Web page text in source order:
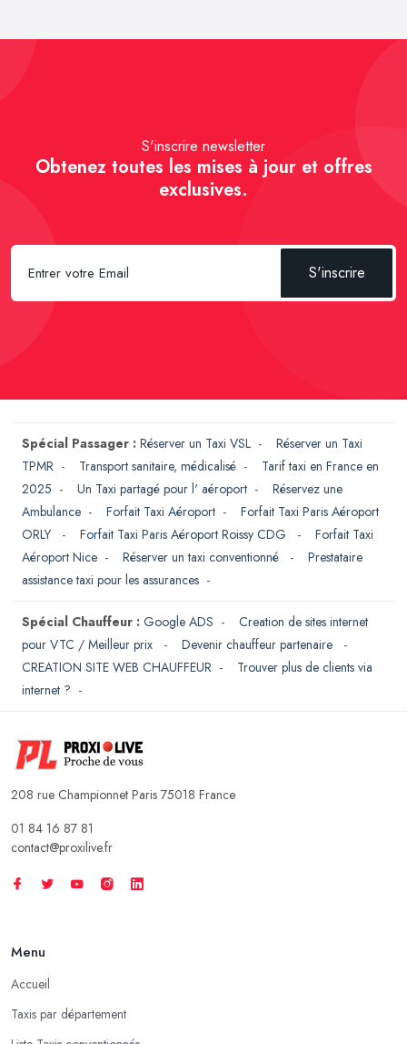
S'inscrire newsletter
Obtenez toutes les mises à jour et offres
exclusives.
S'inscrire
Spécial Passager : Réserver un Taxi VSL - Réserver un Taxi
TPMR - Transport sanitaire, médicalisé - Tarif taxi en France en
2025 - Un Taxi partagé pour l' aéroport - Réservez une
Ambulance - Forfait Taxi Aéroport - Forfait Taxi Paris Aéroport
ORLY
- Forfait Taxi Paris Aéroport Roissy CDG - Forfait Taxi
Aéroport Nice - Réserver un taxi conventionné - Prestataire
assistance taxi pour les assurances -
Spécial Chauffeur : Google ADS - Creation de sites internet
pour VTC / Meilleur prix
- Devenir chauffeur partenaire
-
CREATION SITE WEB CHAUFFEUR - Trouver plus de clients via
internet ? -
208 rue Championnet Paris 75018 France
01 84 16 87 81
contact@proxilive.fr
Menu
Accueil
Taxis par département